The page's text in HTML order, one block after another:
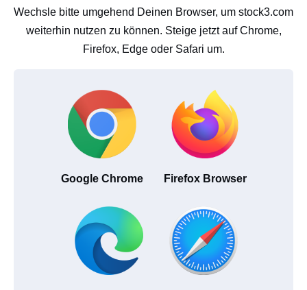
Wechsle bitte umgehend Deinen Browser, um stock3.com
weiterhin nutzen zu können. Steige jetzt auf Chrome,
Firefox, Edge oder Safari um.
Google Chrome Firefox Browser